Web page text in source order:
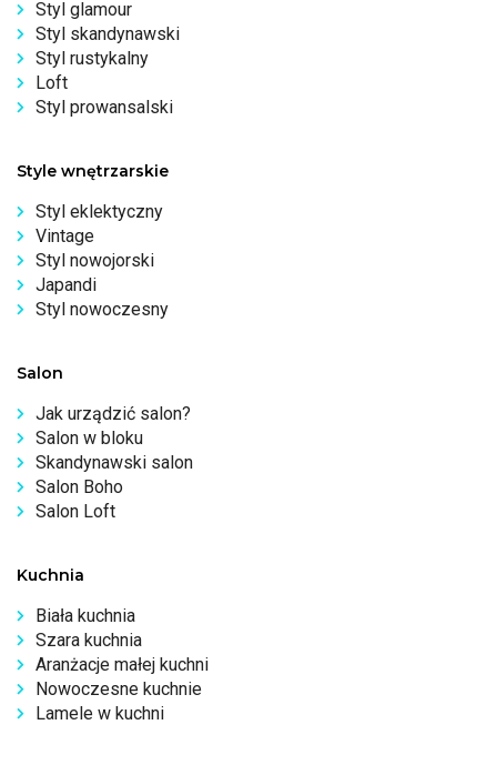
Styl glamour
Styl skandynawski
Styl rustykalny
Loft
Styl prowansalski
Style wnętrzarskie
Styl eklektyczny
Vintage
Styl nowojorski
Japandi
Styl nowoczesny
Salon
Jak urządzić salon?
Salon w bloku
Skandynawski salon
Salon Boho
Salon Loft
Kuchnia
Biała kuchnia
Szara kuchnia
Aranżacje małej kuchni
Nowoczesne kuchnie
Lamele w kuchni